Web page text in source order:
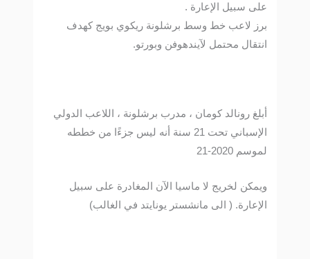
على سبيل الإعارة .
برز لاعب خط وسط برشلونة ريكوي بويج كهدف
انتقال محتمل لآيندهوفن وبورتو.
أبلغ رونالد كومان ، مدرب برشلونة ، اللاعب الدولي
الإسباني تحت 21 سنة أنه ليس جزءًا من خططه
لموسم 2020-21
ويمكن لخريج لا ماسيا الآن المغادرة على سبيل
الإعارة. ( الى مانشستر يونايتد في الغالب)